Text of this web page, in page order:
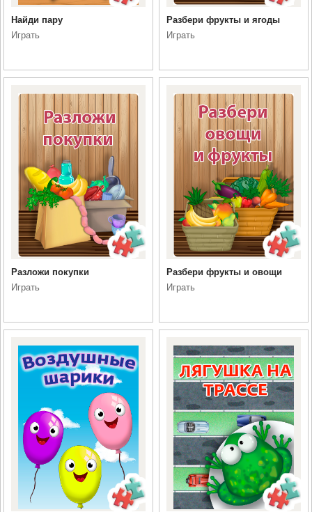
Найди пару
Играть
Разбери фрукты и ягоды
Играть
Разложи покупки
Играть
Разбери фрукты и овощи
Играть